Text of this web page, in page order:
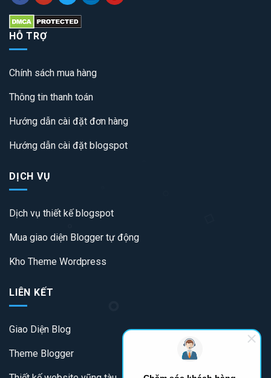
HỖ TRỢ
Chính sách mua hàng
Thông tin thanh toán
Hướng dẫn cài đặt đơn hàng
Hướng dẫn cài đặt blogspot
DỊCH VỤ
Dịch vụ thiết kế blogspot
Mua giao diện Blogger tự động
Kho Theme Wordpress
LIÊN KẾT
Giao Diện Blog
Theme Blogger